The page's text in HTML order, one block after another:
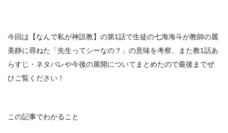
今回は【なんで私が神説教】の第1話で生徒の七海海斗が教師の麗
美静に尋ねた「先生ってシーなの？」の意味を考察、また教1話あ
らすじ・ネタバレや今後の展開についてまとめたので最後までぜ
ひご覧ください！
この記事でわかること